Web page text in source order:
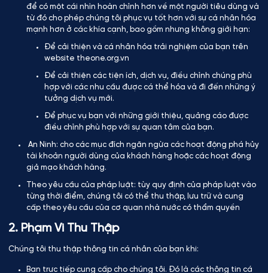
để có một cái nhìn hoàn chỉnh hơn về một người tiêu dùng và
từ đó cho phép chúng tôi phục vụ tốt hơn với sự cá nhân hóa
mạnh hơn ở các khía cạnh, bao gồm nhưng không giới hạn:
Để cải thiện và cá nhân hóa trải nghiệm của bạn trên
website theone.org.vn
Để cải thiện các tiện ích, dịch vụ, điều chỉnh chúng phù
hợp với các nhu cầu được cá thể hóa và đi đến những ý
tưởng dịch vụ mới.
Để phục vụ bạn với những giới thiệu, quảng cáo được
điều chỉnh phù hợp với sự quan tâm của bạn.
An Ninh: cho các mục đích ngăn ngừa các hoạt động phá hủy
tài khoản người dùng của khách hàng hoặc các hoạt động
giả mạo khách hàng.
Theo yêu cầu của pháp luật: tùy quy định của pháp luật vào
từng thời điểm, chúng tôi có thể thu thập, lưu trữ và cung
cấp theo yêu cầu của cơ quan nhà nước có thẩm quyền
2. Phạm Vi Thu Thập
Chúng tôi thu thập thông tin cá nhân của bạn khi:
Bạn trực tiếp cung cấp cho chúng tôi. Đó là các thông tin cá